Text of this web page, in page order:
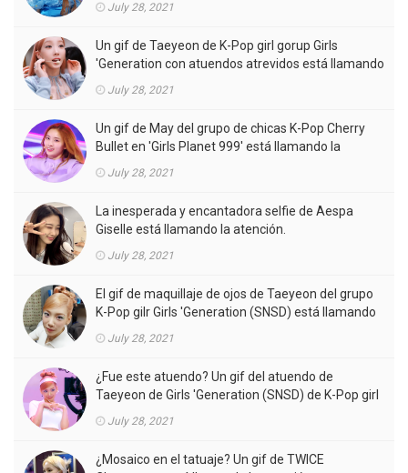
July 28, 2021
Un gif de Taeyeon de K-Pop girl gorup Girls
'Generation con atuendos atrevidos está llamando
July 28, 2021
Un gif de May del grupo de chicas K-Pop Cherry
Bullet en 'Girls Planet 999' está llamando la
July 28, 2021
La inesperada y encantadora selfie de Aespa
Giselle está llamando la atención.
July 28, 2021
El gif de maquillaje de ojos de Taeyeon del grupo
K-Pop gilr Girls 'Generation (SNSD) está llamando
July 28, 2021
¿Fue este atuendo? Un gif del atuendo de
Taeyeon de Girls 'Generation (SNSD) de K-Pop girl
July 28, 2021
¿Mosaico en el tatuaje? Un gif de TWICE